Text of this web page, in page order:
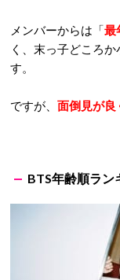
メンバーからは「最
く、末っ子どころ
す。
ですが、 面倒見が良
BTS年齢順ラン